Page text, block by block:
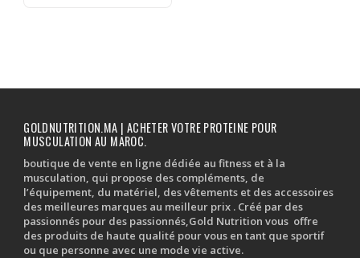
GOLDNUTRITION.MA | ACHETER VOTRE PROTEINE POUR
MUSCULATION AU MAROC.
boutique de vente en ligne dédiée au fitness et à la
musculation, qui propose des compléments, de
l’équipement, du matériel, des vêtements et des accessoires
des meilleures marques au meilleur prix . Créé par des
passionnés pour des passionnés,Gold Nutrition vous offre
des produits de haute qualité pour vous en tant que sportif
ou que personne avec une mode vie active.